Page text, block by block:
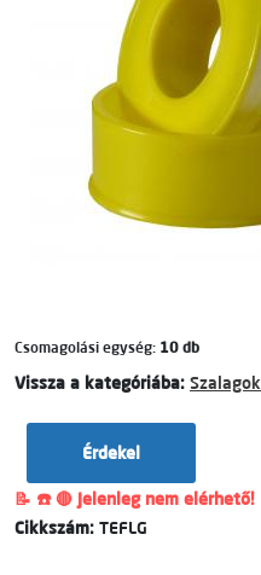
Csomagolási egység: 10 db
Vissza a kategóriába: Szalagok
Érdekel
📝 ☎️ 🔴 Jelenleg nem elérhető!
Cikkszám: TEFLG